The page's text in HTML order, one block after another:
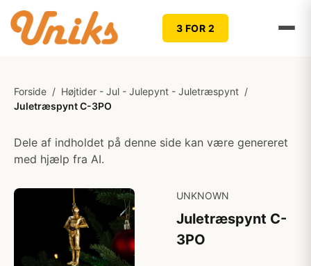
3 FOR 2
Forside / Højtider - Jul - Julepynt - Juletræspynt /
Juletræspynt C-3PO
Dele af indholdet på denne side kan være genereret
med hjælp fra AI.
UNKNOWN
Juletræspynt C-
3PO